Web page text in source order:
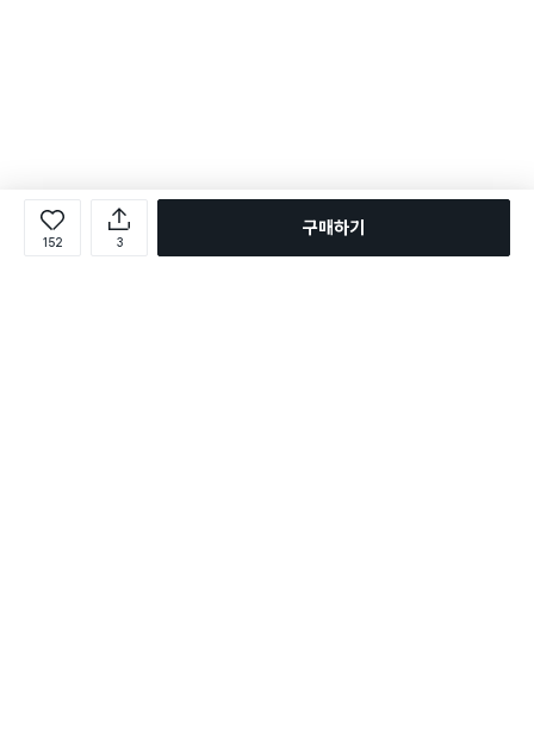
152 3
구매하기